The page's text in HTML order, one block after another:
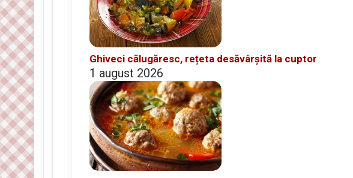
Ghiveci călugăresc, rețeta desăvârșită la cuptor
1 august 2026